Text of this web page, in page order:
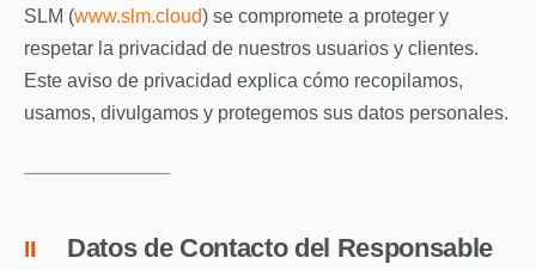
Contacto
SLM (www.slm.cloud) se compromete a proteger y
respetar la privacidad de nuestros usuarios y clientes.
Este aviso de privacidad explica cómo recopilamos,
usamos, divulgamos y protegemos sus datos personales.
II Datos de Contacto del Responsable